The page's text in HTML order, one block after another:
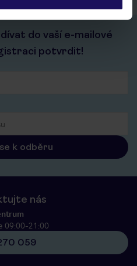
do vaší e-mailové
potvrdit!
k odběru
nás
09:00-21:00
059